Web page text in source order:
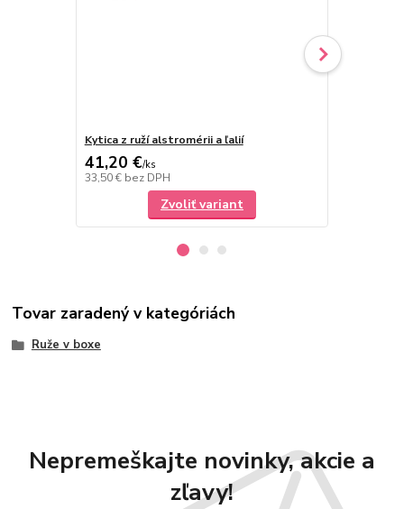
Kytica z ruží alstromérii a ľalií
41,20 €/ks
33,50 € bez DPH
Zvoliť variant
Tovar zaradený v kategóriách
Ruže v boxe
Nepremeškajte novinky, akcie a
zľavy!